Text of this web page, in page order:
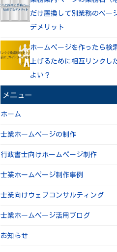
だけ置換して別業務のペー
デメリット
ホームページを作ったら検
上げるために相互リンクし
よい？
メニュー
ホーム
士業ホームページの制作
行政書士向けホームページ制作
士業ホームページ制作事例
士業向けウェブコンサルティング
士業ホームページ活用ブログ
お知らせ